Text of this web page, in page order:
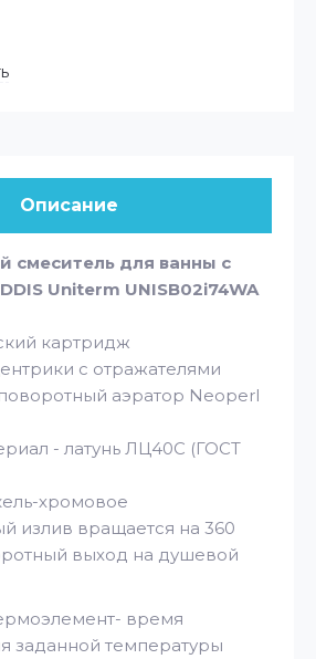
Описание
смеситель для ванны с
Uniterm UNISB02i74WA
картридж
с отражателями
аэратор Neoperl
- латунь ЛЦ40C (ГОСТ
хромовое
излив вращается на 360
выход на душевой
время
заданной температуры